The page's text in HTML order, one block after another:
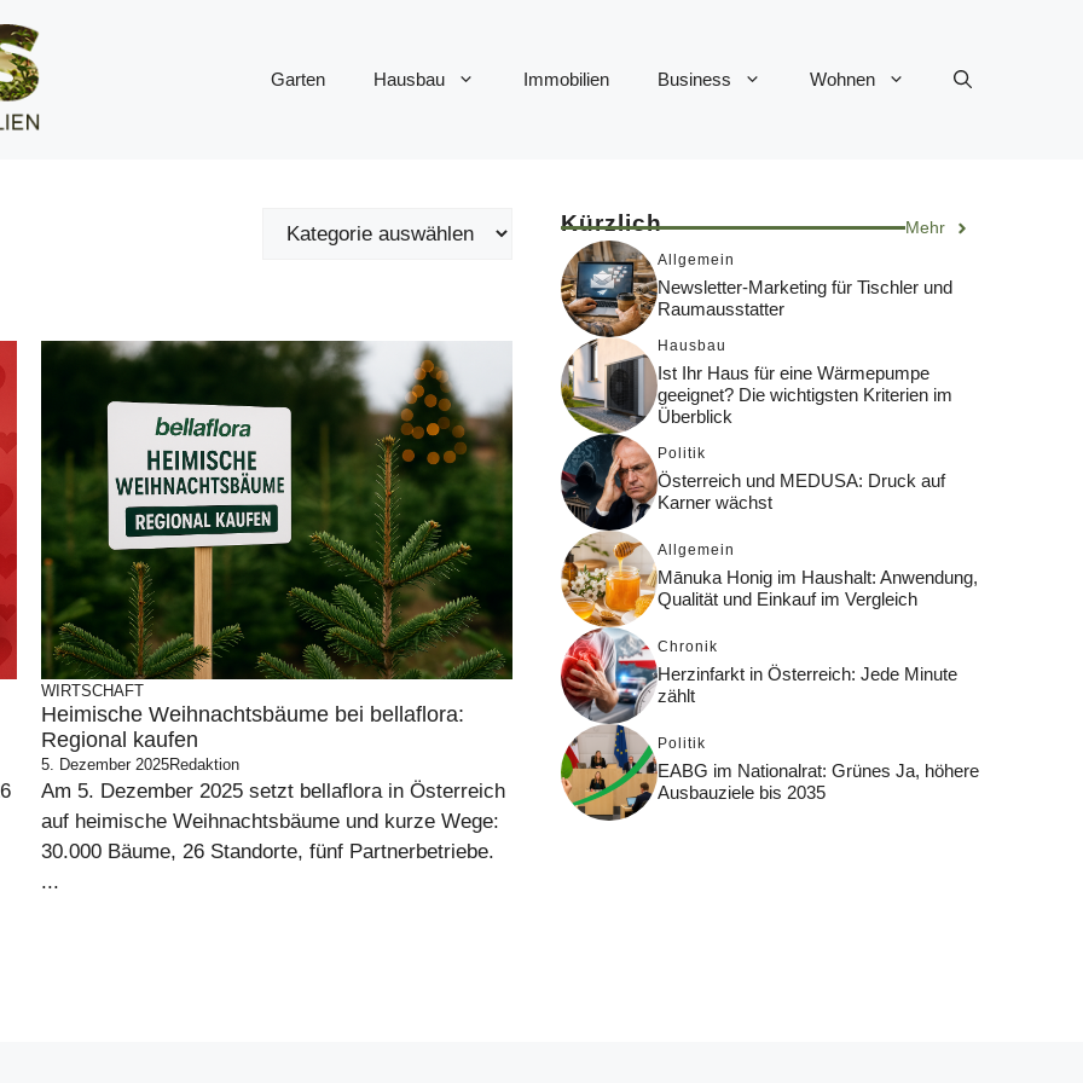
Garten Hausbau Immobilien Business Wohnen
WIRTSCHAFT
Heimische Weihnachtsbäume bei bellaflora:
Regional kaufen
5. Dezember 2025Redaktion
Am 5. Dezember 2025 setzt bellaflora in Österreich
auf heimische Weihnachtsbäume und kurze Wege:
30.000 Bäume, 26 Standorte, fünf Partnerbetriebe.
...
Kürzlich Mehr
Allgemein
Newsletter-Marketing für Tischler und
Raumausstatter
Hausbau
Ist Ihr Haus für eine Wärmepumpe
geeignet? Die wichtigsten Kriterien im
Überblick
Politik
Österreich und MEDUSA: Druck auf
Karner wächst
Allgemein
Mānuka Honig im Haushalt: Anwendung,
Qualität und Einkauf im Vergleich
Chronik
Herzinfarkt in Österreich: Jede Minute
zählt
Politik
EABG im Nationalrat: Grünes Ja, höhere
Ausbauziele bis 2035